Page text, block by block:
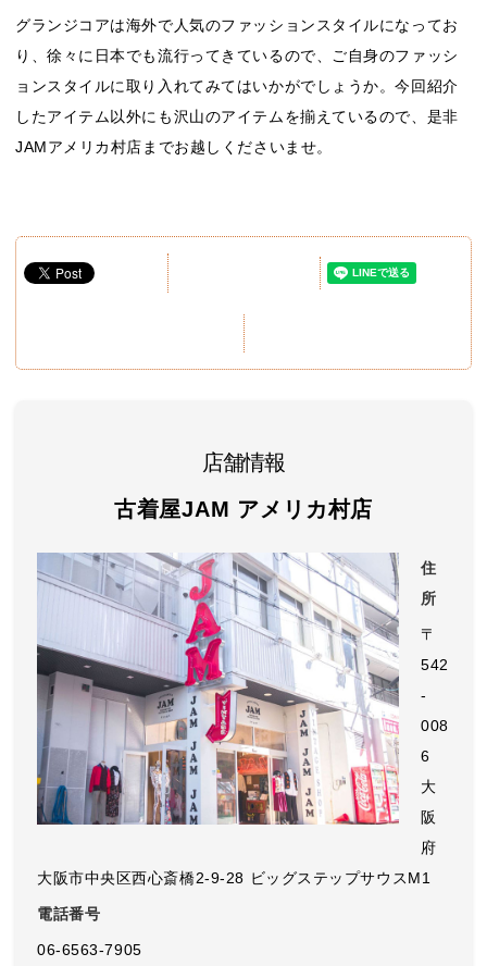
グランジコアは海外で人気のファッションスタイルになってお
り、徐々に日本でも流行ってきているので、ご自身のファッシ
ョンスタイルに取り入れてみてはいかがでしょうか。今回紹介
したアイテム以外にも沢山のアイテムを揃えているので、是非
JAMアメリカ村店までお越しくださいませ。
店舗情報
古着屋JAM アメリカ村店
住
所
〒
542
-
008
6
大
阪
府
大阪市中央区西心斎橋2-9-28 ビッグステップサウスM1
電話番号
06-6563-7905